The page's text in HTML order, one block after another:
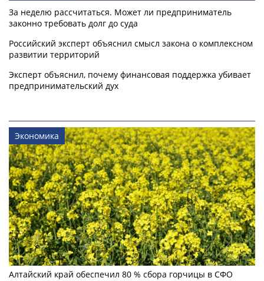
За неделю рассчитаться. Может ли предприниматель
законно требовать долг до суда
Российский эксперт объяснил смысл закона о комплексном
развитии территорий
Эксперт объяснил, почему финансовая поддержка убивает
предпринимательский дух
Экономика
Алтайский край обеспечил 80 % сбора горчицы в СФО